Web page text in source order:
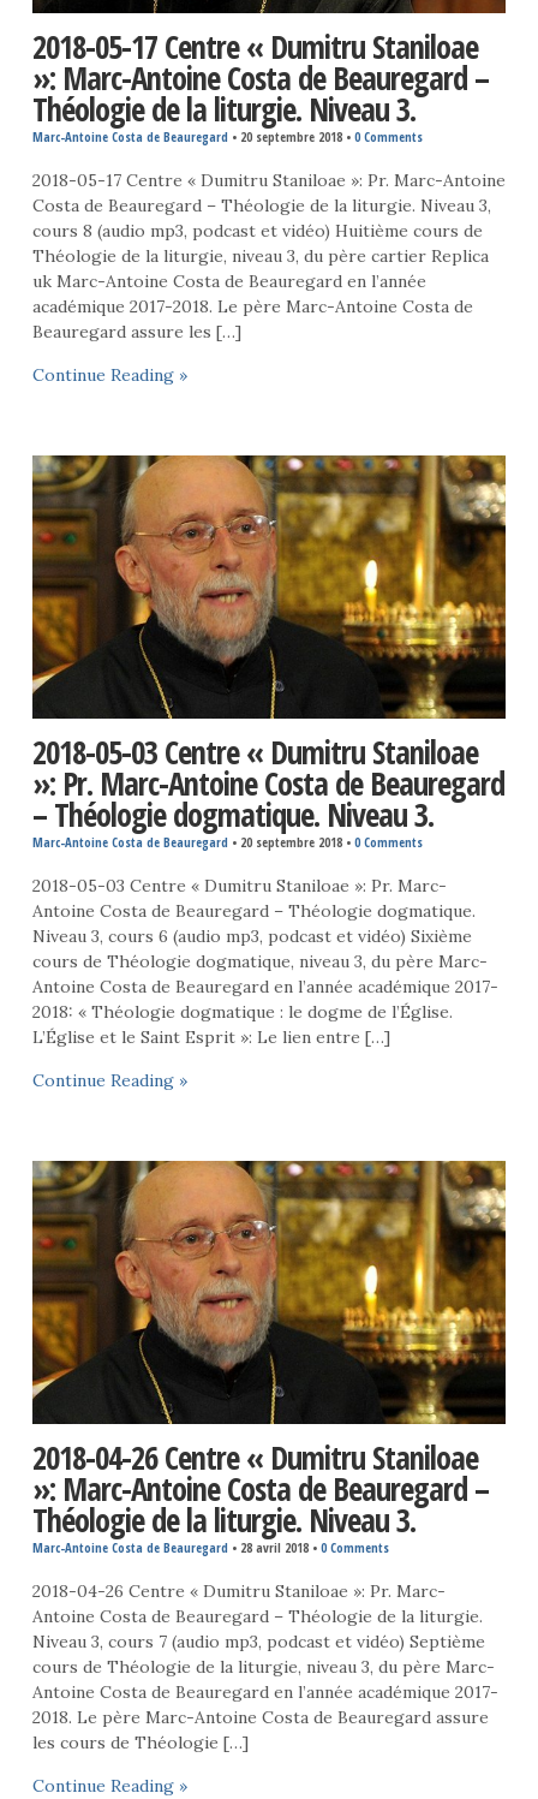
2018-05-17 Centre « Dumitru Staniloae
»: Marc-Antoine Costa de Beauregard –
Théologie de la liturgie. Niveau 3.
Marc-Antoine Costa de Beauregard • 20 septembre 2018• 0 Comments
2018-05-17 Centre « Dumitru Staniloae »: Pr. Marc-Antoine
Costa de Beauregard – Théologie de la liturgie. Niveau 3,
cours 8 (audio mp3, podcast et vidéo) Huitième cours de
Théologie de la liturgie, niveau 3, du père cartier Replica
uk Marc-Antoine Costa de Beauregard en l’année
académique 2017-2018. Le père Marc-Antoine Costa de
Beauregard assure les […]
Continue Reading »
2018-05-03 Centre « Dumitru Staniloae
»: Pr. Marc-Antoine Costa de Beauregard
– Théologie dogmatique. Niveau 3.
Marc-Antoine Costa de Beauregard • 20 septembre 2018• 0 Comments
2018-05-03 Centre « Dumitru Staniloae »: Pr. Marc-
Antoine Costa de Beauregard – Théologie dogmatique.
Niveau 3, cours 6 (audio mp3, podcast et vidéo) Sixième
cours de Théologie dogmatique, niveau 3, du père Marc-
Antoine Costa de Beauregard en l’année académique 2017-
2018: « Théologie dogmatique : le dogme de l’Église.
L’Église et le Saint Esprit »: Le lien entre […]
Continue Reading »
2018-04-26 Centre « Dumitru Staniloae
»: Marc-Antoine Costa de Beauregard –
Théologie de la liturgie. Niveau 3.
Marc-Antoine Costa de Beauregard • 28 avril 2018• 0 Comments
2018-04-26 Centre « Dumitru Staniloae »: Pr. Marc-
Antoine Costa de Beauregard – Théologie de la liturgie.
Niveau 3, cours 7 (audio mp3, podcast et vidéo) Septième
cours de Théologie de la liturgie, niveau 3, du père Marc-
Antoine Costa de Beauregard en l’année académique 2017-
2018. Le père Marc-Antoine Costa de Beauregard assure
les cours de Théologie […]
Continue Reading »